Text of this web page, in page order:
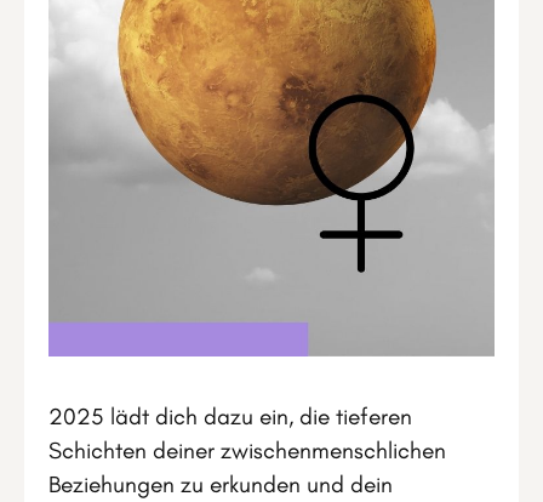
2025 lädt dich dazu ein, die tieferen
Schichten deiner zwischenmenschlichen
Beziehungen zu erkunden und dein